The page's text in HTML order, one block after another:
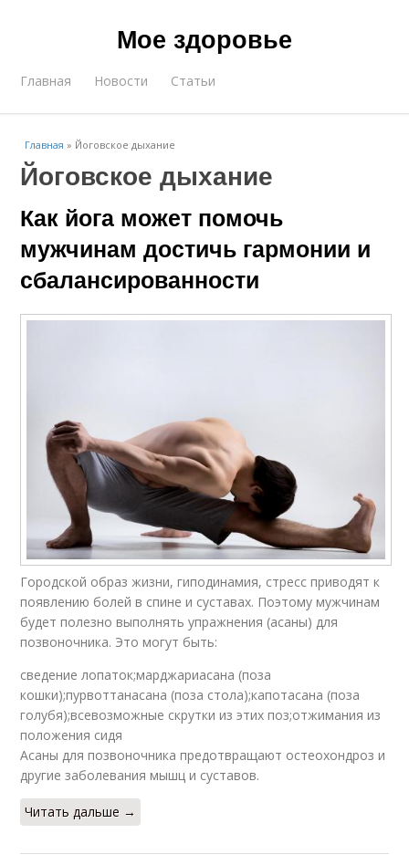
Мое здоровье
Главная Новости Статьи
Главная » Йоговское дыхание
Йоговское дыхание
Как йога может помочь
мужчинам достичь гармонии и
сбалансированности
Городской образ жизни, гиподинамия, стресс приводят к
появлению болей в спине и суставах. Поэтому мужчинам
будет полезно выполнять упражнения (асаны) для
позвоночника. Это могут быть:
сведение лопаток;марджариасана (поза
кошки);пурвоттанасана (поза стола);капотасана (поза
голубя);всевозможные скрутки из этих поз;отжимания из
положения сидя
Асаны для позвоночника предотвращают остеохондроз и
другие заболевания мышц и суставов.
Читать дальше →